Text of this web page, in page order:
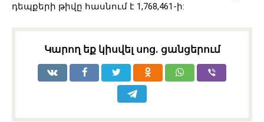
դեպքերի թիվը հասնում է 1,768,461-ի:
Կարող եք կիսվել սոց․ ցանցերում